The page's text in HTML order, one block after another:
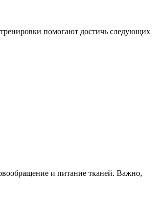
помогают достичь следующих
и питание тканей. Важно,